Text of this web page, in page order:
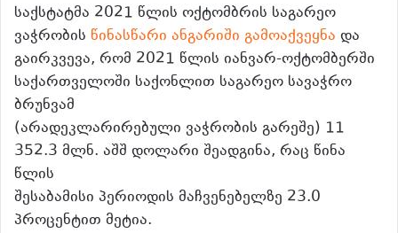
საქსტატმა 2021 წლის ოქტომბრის საგარეო
ვაჭრობის წინასწარი ანგარიში გამოაქვეყნა და
გაირკვევა, რომ 2021 წლის იანვარ-ოქტომბერში
საქართველოში საქონლით საგარეო სავაჭრო
ბრუნვამ
(არადეკლარირებული ვაჭრობის გარეშე) 11
352.3 მლნ. აშშ დოლარი შეადგინა, რაც წინა
წლის
შესაბამისი პერიოდის მაჩვენებელზე 23.0
პროცენტით მეტია.